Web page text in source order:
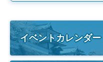
イベントカレンダー